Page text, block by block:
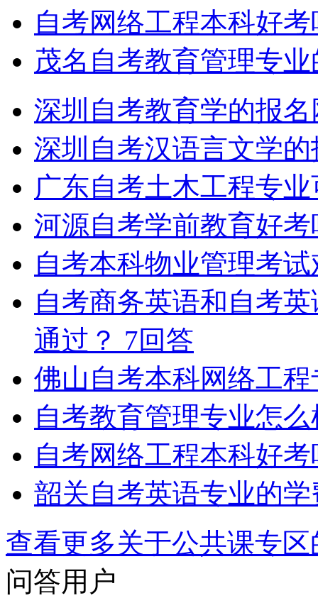
自考网络工程本科好考
茂名自考教育管理专
深圳自考教育学的报
深圳自考汉语言文学
广东自考土木工程专
河源自考学前教育好
自考本科物业管理考
自考商务英语和自考
通过？ 7回答
佛山自考本科网络工
自考教育管理专业怎
自考网络工程本科好考
韶关自考英语专业的
查看更多关于公共课专区
问答用户